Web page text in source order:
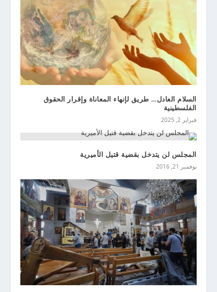
السلام العادل… طريق لإنهاء المعاناة وإقرار الحقوق
الفلسطينية
فبراير 2, 2025
المجلس لن يتدخل بقضية قتيل الأميرية
نوفمبر 21, 2016